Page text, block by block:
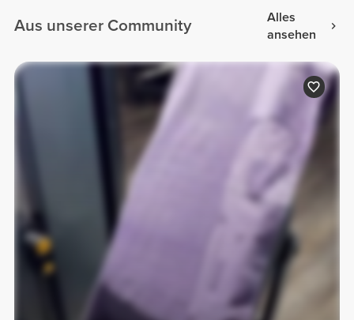
Aus unserer Community
Alles
ansehen